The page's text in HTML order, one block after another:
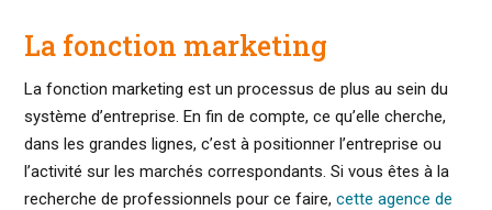
La fonction marketing
La fonction marketing est un processus de plus au sein du
système d’entreprise. En fin de compte, ce qu’elle cherche,
dans les grandes lignes, c’est à positionner l’entreprise ou
l’activité sur les marchés correspondants. Si vous êtes à la
recherche de professionnels pour ce faire, cette agence de